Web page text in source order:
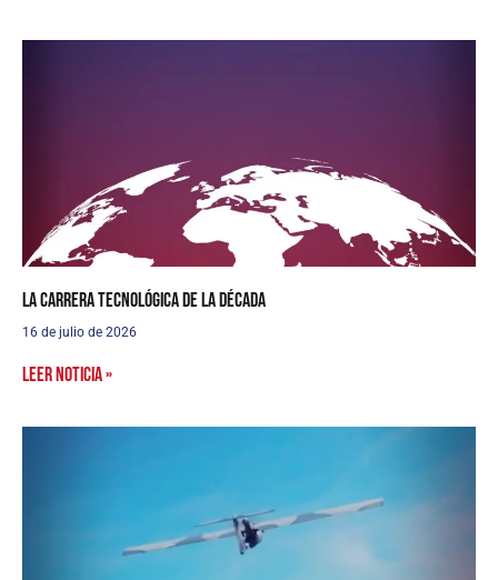
La carrera tecnológica de la década
16 de julio de 2026
Leer noticia »